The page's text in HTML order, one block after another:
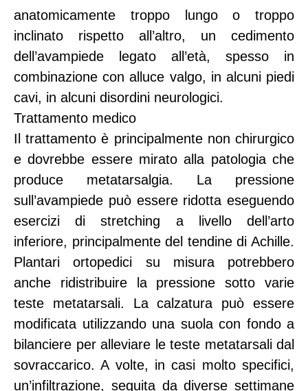
anatomicamente troppo lungo o troppo
inclinato rispetto all’altro, un cedimento
dell’avampiede legato all’età, spesso in
combinazione con alluce valgo, in alcuni piedi
cavi, in alcuni disordini neurologici.
Trattamento medico
Il trattamento è principalmente non chirurgico
e dovrebbe essere mirato alla patologia che
produce metatarsalgia. La pressione
sull’avampiede può essere ridotta eseguendo
esercizi di stretching a livello dell’arto
inferiore, principalmente del tendine di Achille.
Plantari ortopedici su misura potrebbero
anche ridistribuire la pressione sotto varie
teste metatarsali. La calzatura può essere
modificata utilizzando una suola con fondo a
bilanciere per alleviare le teste metatarsali dal
sovraccarico. A volte, in casi molto specifici,
un’infiltrazione, seguita da diverse settimane